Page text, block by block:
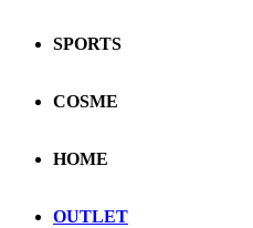
SPORTS
COSME
HOME
OUTLET